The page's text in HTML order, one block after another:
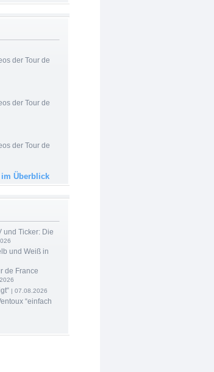
der Tour de
der Tour de
der Tour de
Überblick
und Ticker: Die
und Weiß in
de France
| 07.08.2026
“einfach